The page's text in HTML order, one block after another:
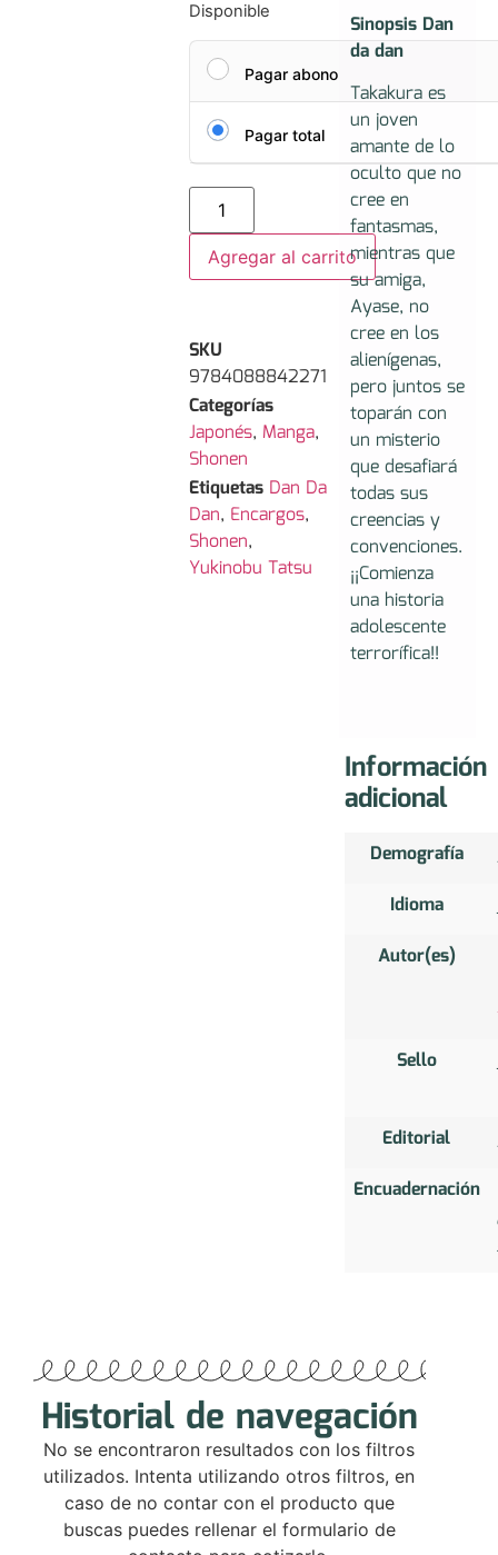
Disponible
Pagar abono
Pagar total
Agregar al carrito
SKU
9784088842271
Categorías
Japonés, Manga,
Shonen
Etiquetas Dan Da
Dan, Encargos,
Shonen,
Yukinobu Tatsu
Sinopsis Dan
da dan
Takakura es
un joven
amante de lo
oculto que no
cree en
fantasmas,
mientras que
su amiga,
Ayase, no
cree en los
alienígenas,
pero juntos se
toparán con
un misterio
que desafiará
todas sus
creencias y
convenciones.
¡¡Comienza
una historia
adolescente
terrorífica!!
Información
adicional
Demografía
Idioma
Autor(es)
Sello
Editorial
Encuadernación
Historial de navegación
No se encontraron resultados con los filtros
utilizados. Intenta utilizando otros filtros, en
caso de no contar con el producto que
buscas puedes rellenar el formulario de